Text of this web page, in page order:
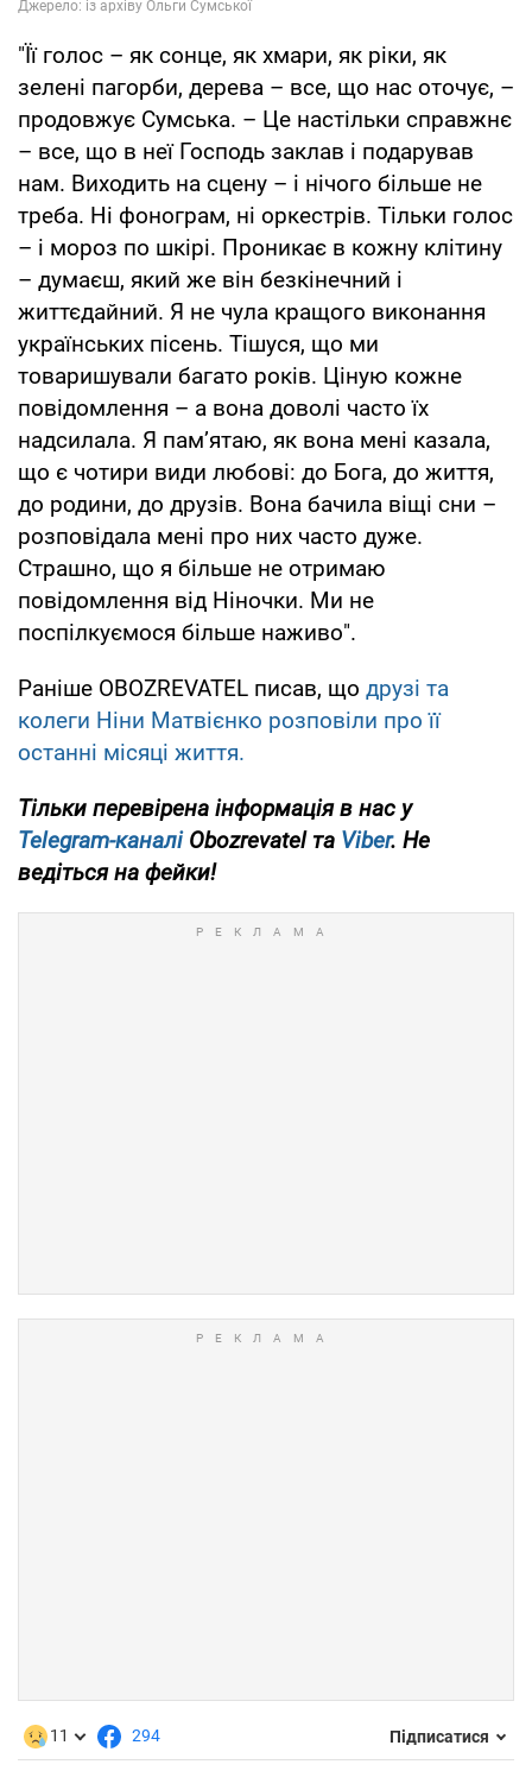
"Її голос – як сонце, як хмари, як ріки, як
зелені пагорби, дерева – все, що нас оточує, –
продовжує Сумська. – Це настільки справжнє
– все, що в неї Господь заклав і подарував
нам. Виходить на сцену – і нічого більше не
треба. Ні фонограм, ні оркестрів. Тільки голос
– і мороз по шкірі. Проникає в кожну клітину
– думаєш, який же він безкінечний і
життєдайний. Я не чула кращого виконання
українських пісень. Тішуся, що ми
товаришували багато років. Ціную кожне
повідомлення – а вона доволі часто їх
надсилала. Я пам’ятаю, як вона мені казала,
що є чотири види любові: до Бога, до життя,
до родини, до друзів. Вона бачила віщі сни –
розповідала мені про них часто дуже.
Страшно, що я більше не отримаю
повідомлення від Ніночки. Ми не
поспілкуємося більше наживо".
Раніше OBOZREVATEL писав, що друзі та
колеги Ніни Матвієнко розповіли про її
останні місяці життя.
Тільки перевірена інформація в нас у
Telegram-каналі Obozrevatel та Viber. Не
ведіться на фейки!
11 294 Підписатися